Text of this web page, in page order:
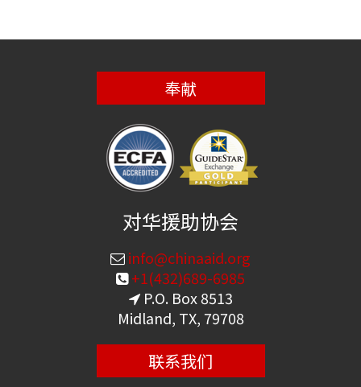
奉献
对华援助协会
info@chinaaid.org
+1(432)689-6985
P.O. Box 8513
Midland, TX, 79708
联系我们